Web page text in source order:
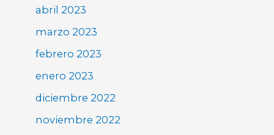
abril 2023
marzo 2023
febrero 2023
enero 2023
diciembre 2022
noviembre 2022